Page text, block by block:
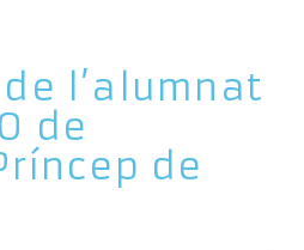
l’alumnat
de
de